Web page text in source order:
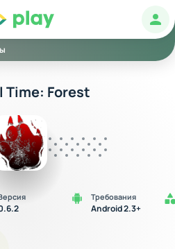
Time: Forest
Требования
Android 2.3+